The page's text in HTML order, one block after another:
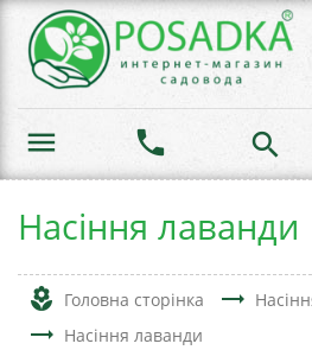
menu phone search
Насіння лаванди
local_florist Головна сторінка trending_flat
trending_flat Насіння лаванди